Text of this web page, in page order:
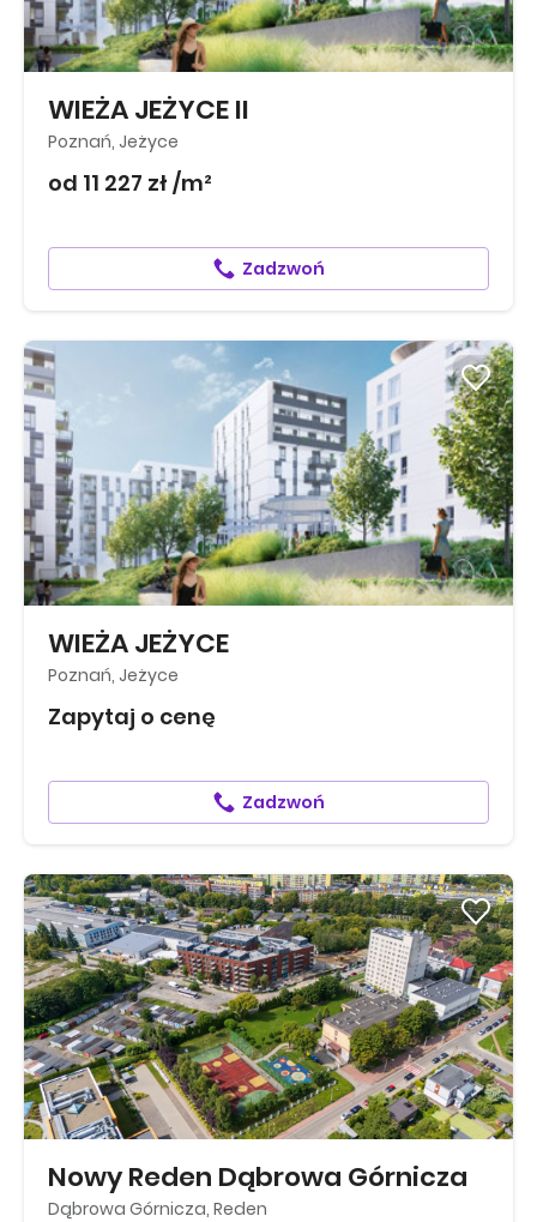
WIEŻA JEŻYCE II
Poznań, Jeżyce
od 11 227 zł /m²
Zadzwoń
WIEŻA JEŻYCE
Poznań, Jeżyce
Zapytaj o cenę
Zadzwoń
Nowy Reden Dąbrowa Górnicza
Dąbrowa Górnicza, Reden